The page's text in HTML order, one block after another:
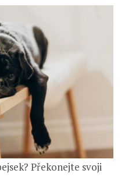
Překonejte svoji